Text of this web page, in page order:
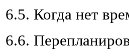
6.5. Когда нет
6.6.